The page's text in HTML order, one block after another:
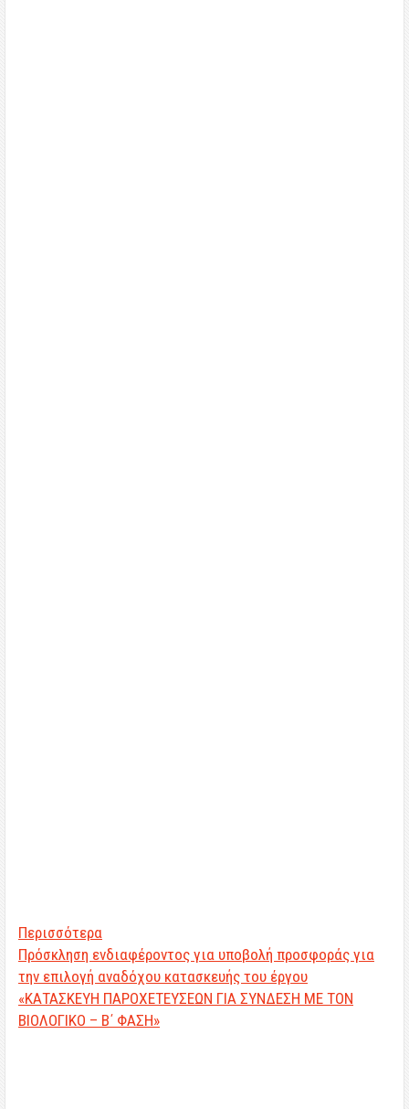
Περισσότερα
Πρόσκληση ενδιαφέροντος για υποβολή προσφοράς για
την επιλογή αναδόχου κατασκευής του έργου
«ΚΑΤΑΣΚΕΥΗ ΠΑΡΟΧΕΤΕΥΣΕΩΝ ΓΙΑ ΣΥΝΔΕΣΗ ΜΕ ΤΟΝ
ΒΙΟΛΟΓΙΚΟ – Β΄ ΦΑΣΗ»